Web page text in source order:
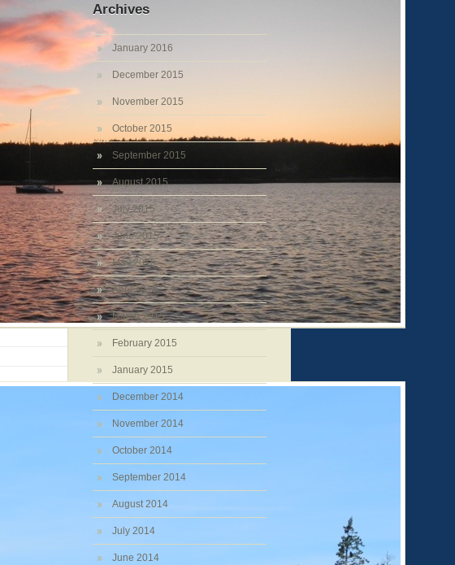
Archives
January 2016
December 2015
November 2015
October 2015
September 2015
August 2015
July 2015
June 2015
May 2015
April 2015
March 2015
February 2015
January 2015
December 2014
November 2014
October 2014
September 2014
August 2014
July 2014
June 2014